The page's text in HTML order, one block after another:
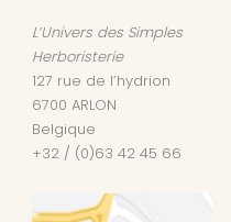
L’Univers des Simples
Herboristerie
127 rue de l’hydrion
6700 ARLON
Belgique
+32 / (0)63 42 45 66